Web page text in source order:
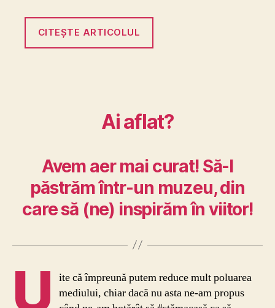
CITEȘTE ARTICOLUL
Ai aflat?
Avem aer mai curat! Să-l
păstrăm într-un muzeu, din
care să (ne) inspirăm în viitor!
U
ite că împreună putem reduce mult poluarea
mediului, chiar dacă nu asta ne-am propus